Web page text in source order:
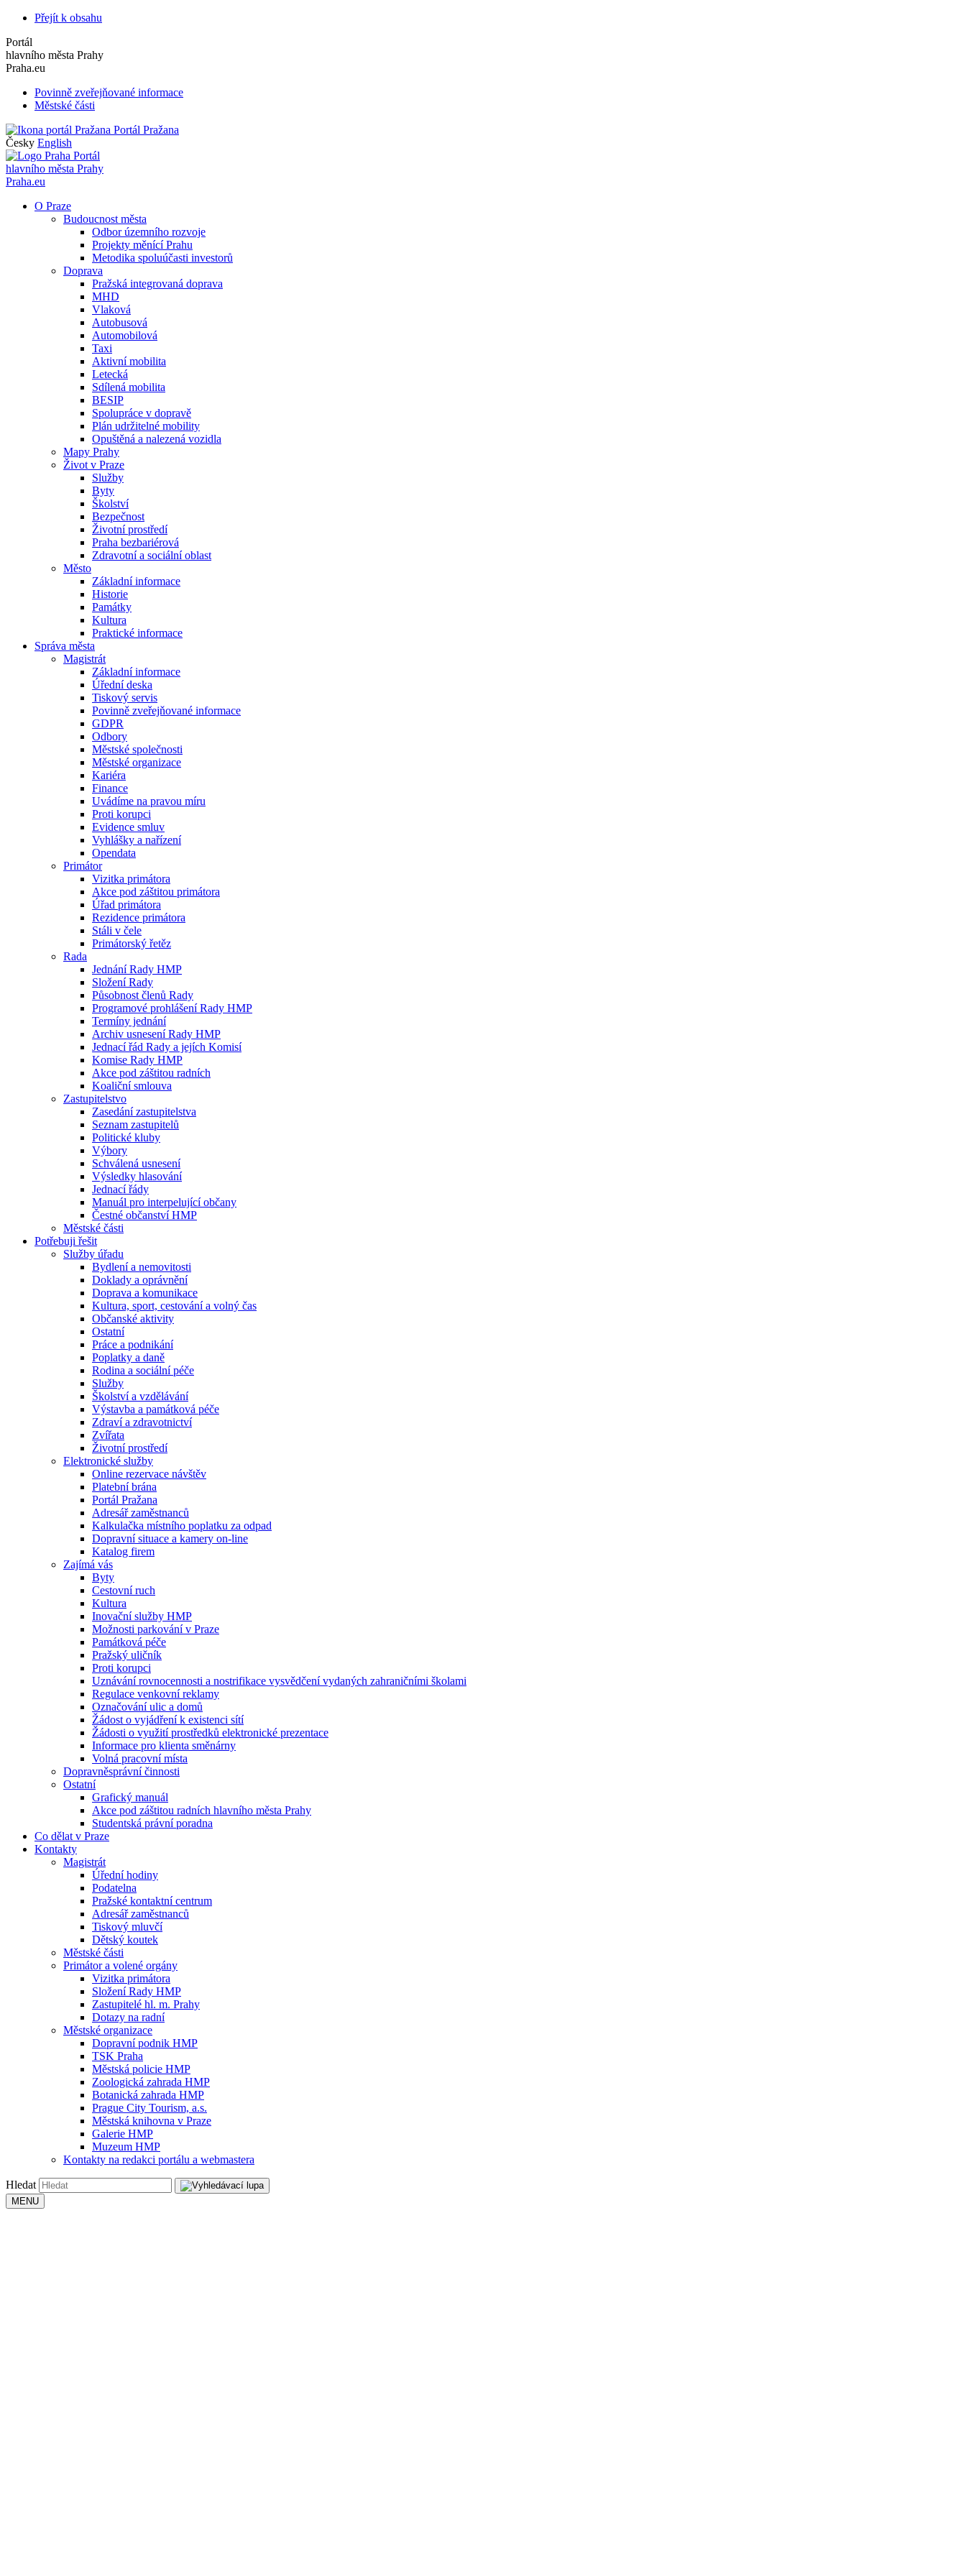
Přejít k obsahu
Portál
hlavního města Prahy
Praha.eu
Povinně zveřejňované informace
Městské části
Portál Pražana
Česky English
Portál
hlavního města Prahy
Praha.eu
O Praze
Budoucnost města
Odbor územního rozvoje
Projekty měnící Prahu
Metodika spoluúčasti investorů
Doprava
Pražská integrovaná doprava
MHD
Vlaková
Autobusová
Automobilová
Taxi
Aktivní mobilita
Letecká
Sdílená mobilita
BESIP
Spolupráce v dopravě
Plán udržitelné mobility
Opuštěná a nalezená vozidla
Mapy Prahy
Život v Praze
Služby
Byty
Školství
Bezpečnost
Životní prostředí
Praha bezbariérová
Zdravotní a sociální oblast
Město
Základní informace
Historie
Památky
Kultura
Praktické informace
Správa města
Magistrát
Základní informace
Úřední deska
Tiskový servis
Povinně zveřejňované informace
GDPR
Odbory
Městské společnosti
Městské organizace
Kariéra
Finance
Uvádíme na pravou míru
Proti korupci
Evidence smluv
Vyhlášky a nařízení
Opendata
Primátor
Vizitka primátora
Akce pod záštitou primátora
Úřad primátora
Rezidence primátora
Stáli v čele
Primátorský řetěz
Rada
Jednání Rady HMP
Složení Rady
Působnost členů Rady
Programové prohlášení Rady HMP
Termíny jednání
Archiv usnesení Rady HMP
Jednací řád Rady a jejích Komisí
Komise Rady HMP
Akce pod záštitou radních
Koaliční smlouva
Zastupitelstvo
Zasedání zastupitelstva
Seznam zastupitelů
Politické kluby
Výbory
Schválená usnesení
Výsledky hlasování
Jednací řády
Manuál pro interpelující občany
Čestné občanství HMP
Městské části
Potřebuji řešit
Služby úřadu
Bydlení a nemovitosti
Doklady a oprávnění
Doprava a komunikace
Kultura, sport, cestování a volný čas
Občanské aktivity
Ostatní
Práce a podnikání
Poplatky a daně
Rodina a sociální péče
Služby
Školství a vzdělávání
Výstavba a památková péče
Zdraví a zdravotnictví
Zvířata
Životní prostředí
Elektronické služby
Online rezervace návštěv
Platební brána
Portál Pražana
Adresář zaměstnanců
Kalkulačka místního poplatku za odpad
Dopravní situace a kamery on-line
Katalog firem
Zajímá vás
Byty
Cestovní ruch
Kultura
Inovační služby HMP
Možnosti parkování v Praze
Památková péče
Pražský uličník
Proti korupci
Uznávání rovnocennosti a nostrifikace vysvědčení vydaných zahraničními školami
Regulace venkovní reklamy
Označování ulic a domů
Žádost o vyjádření k existenci sítí
Žádosti o využití prostředků elektronické prezentace
Informace pro klienta směnárny
Volná pracovní místa
Dopravněsprávní činnosti
Ostatní
Grafický manuál
Akce pod záštitou radních hlavního města Prahy
Studentská právní poradna
Co dělat v Praze
Kontakty
Magistrát
Úřední hodiny
Podatelna
Pražské kontaktní centrum
Adresář zaměstnanců
Tiskový mluvčí
Dětský koutek
Městské části
Primátor a volené orgány
Vizitka primátora
Složení Rady HMP
Zastupitelé hl. m. Prahy
Dotazy na radní
Městské organizace
Dopravní podnik HMP
TSK Praha
Městská policie HMP
Zoologická zahrada HMP
Botanická zahrada HMP
Prague City Tourism, a.s.
Městská knihovna v Praze
Galerie HMP
Muzeum HMP
Kontakty na redakci portálu a webmastera
Hledat
MENU